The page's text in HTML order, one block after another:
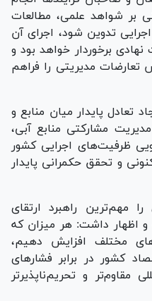
بر شواهد علمی، مطالعات
تدوین شود، اجرای آن
برخوردار خواهد بود و
مدیریتی را فراهم
تعادل پایدار میان منابع و
مشارکتی منابع آبی،
ظرفیت‌های اجرایی کشور
و تحقق حکمرانی پایدار
مهم‌ترین راهبرد ارتقای
اظهار داشت: هر میزان که
مختلف افزایش دهیم،
کشور در برابر فشار‌های
مقاوم‌تر و تحریم‌ناپذیرتر